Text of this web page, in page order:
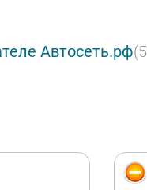
Автосеть.рф